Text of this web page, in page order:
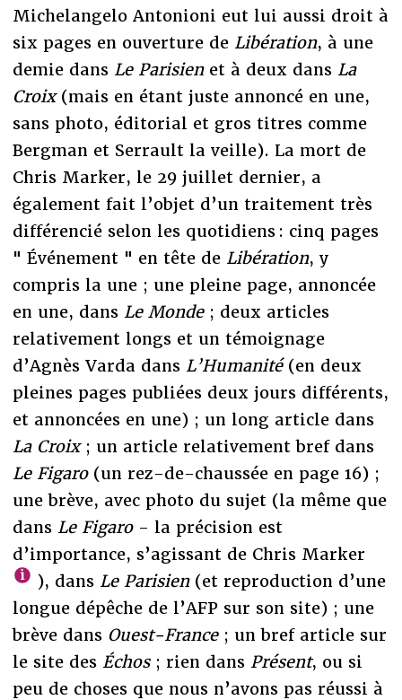
Michelangelo Antonioni eut lui aussi droit à
six pages en ouverture de Libération, à une
demie dans Le Parisienet à deux dans La
Croix(mais en étant juste annoncé en une,
sans photo, éditorial et gros titres comme
Bergman et Serrault la veille). La mort de
Chris Marker, le 29 juillet dernier, a
également fait l’objet d’un traitement très
différencié selon les quotidiens : cinq pages
" Événement " en tête de Libération, y
compris la une ; une pleine page, annoncée
en une, dans Le Monde; deux articles
relativement longs et un témoignage
d’Agnès Varda dans L’Humanité(en deux
pleines pages publiées deux jours différents,
et annoncées en une) ; un long article dans
La Croix; un article relativement bref dans
Le Figaro(un rez-de-chaussée en page 16) ;
une brève, avec photo du sujet (la même que
dans Le Figaro- la précision est
d’importance, s’agissant de Chris Marker
), dans Le Parisien(et reproduction d’une
longue dépêche de l’AFP sur son site) ; une
brève dans Ouest-France; un bref article sur
le site des Échos; rien dans Présent, ou si
peu de choses que nous n’avons pas réussi à